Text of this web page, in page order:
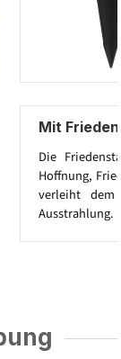
Mit
Die
Hoffnung,
verleiht
Ausstrahlung.